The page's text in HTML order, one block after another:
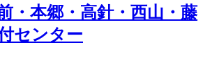
・本郷・高針・西山・藤
センター